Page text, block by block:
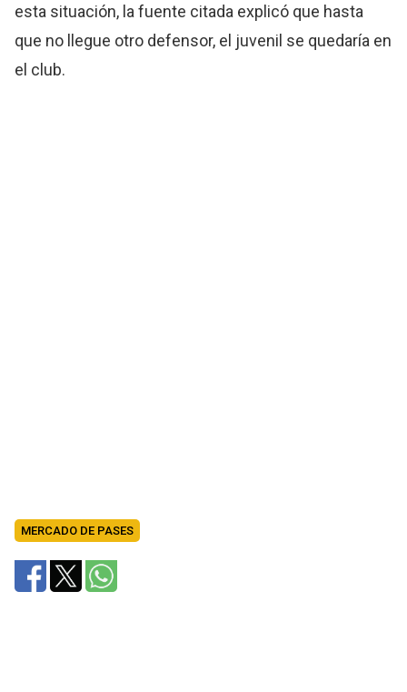
esta situación, la fuente citada explicó que hasta
que no llegue otro defensor, el juvenil se quedaría en
el club.
MERCADO DE PASES